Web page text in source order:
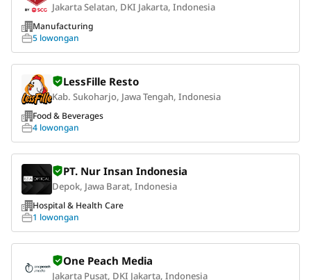
Jakarta Selatan, DKI Jakarta, Indonesia
Manufacturing
5 lowongan
LessFille Resto
Kab. Sukoharjo, Jawa Tengah, Indonesia
Food & Beverages
4 lowongan
PT. Nur Insan Indonesia
Depok, Jawa Barat, Indonesia
Hospital & Health Care
1 lowongan
One Peach Media
Jakarta Pusat, DKI Jakarta, Indonesia